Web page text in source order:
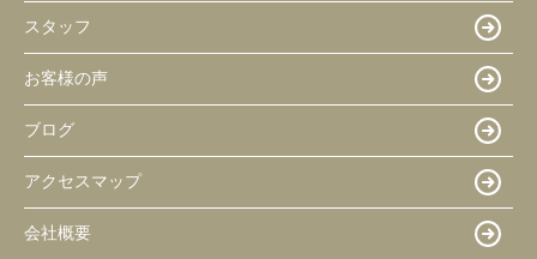
スタッフ
お客様の声
ブログ
アクセスマップ
会社概要